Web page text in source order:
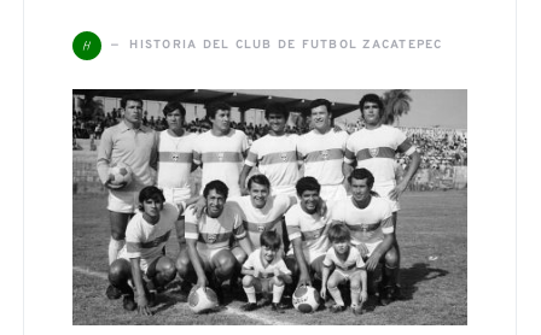
H HISTORIA DEL CLUB DE FUTBOL ZACATEPEC